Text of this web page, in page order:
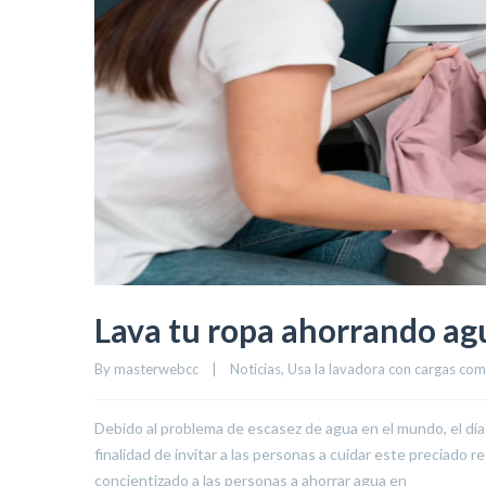
Lava tu ropa ahorrando
By masterwebcc Noticias, Usa la lavadora con cargas
Debido al problema de escasez de agua en el mundo, el
finalidad de invitar a las personas a cuidar este preciado
concientizado a las personas a ahorrar agua en